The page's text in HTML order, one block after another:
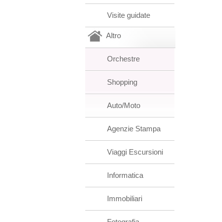
Visite guidate
Altro
Orchestre
Shopping
Auto/Moto
Agenzie Stampa
Viaggi Escursioni
Informatica
Immobiliari